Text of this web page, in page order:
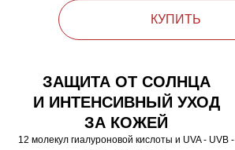
ЗАЩИТА ОТ СОЛНЦА
И ИНТЕНСИВНЫЙ УХОД
ЗА КОЖЕЙ
12 молекул гиалуроновой кислоты и UVA - UVB -
КУПИТЬ